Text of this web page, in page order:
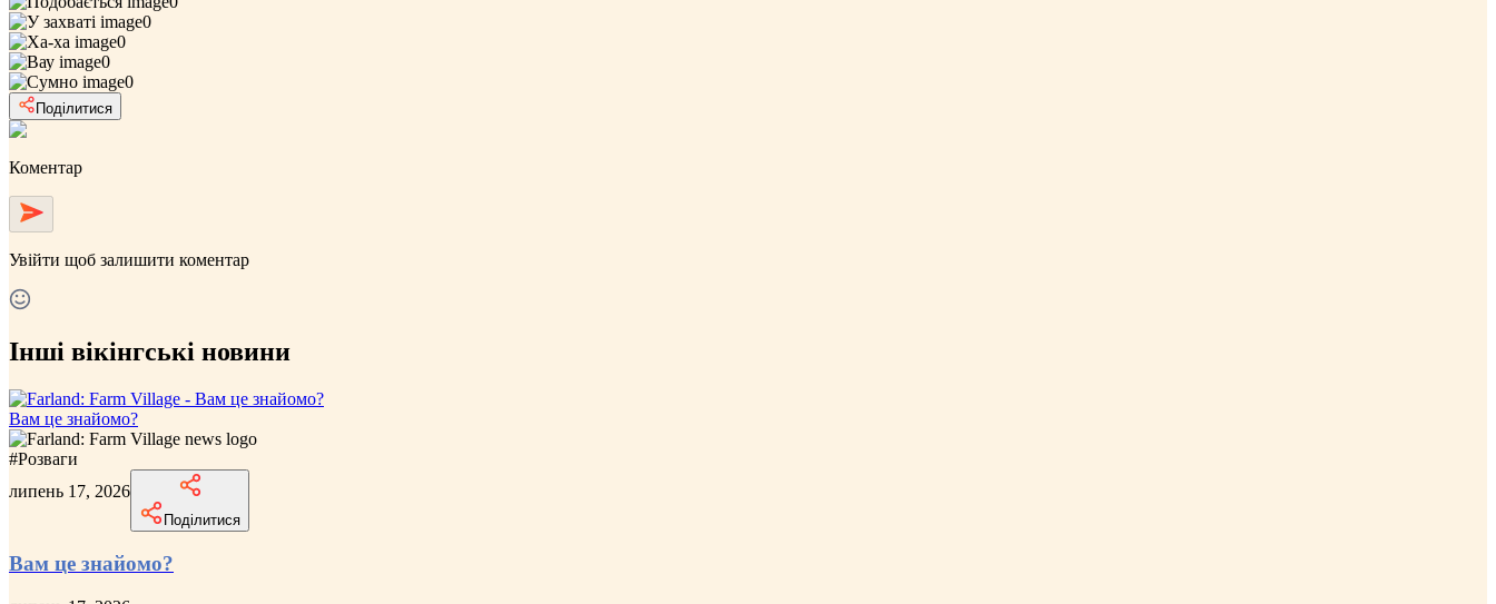
0
0
0
0
Поділитися
Коментар
Увійти щоб залишити коментар
Інші вікінгські новини
Вам це знайомо?
#Розваги
липень 17, 2026
Поділитися
Вам це знайомо?